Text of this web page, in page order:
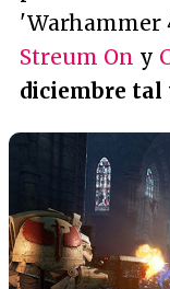
'Warhammer
Streum On y
diciembre tal